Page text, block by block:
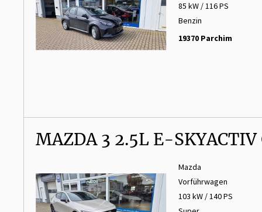
85 kW / 116 PS
Benzin
19370 Parchim
MAZDA 3 2.5L E-
Mazda
Vorführwagen
103 kW / 140 PS